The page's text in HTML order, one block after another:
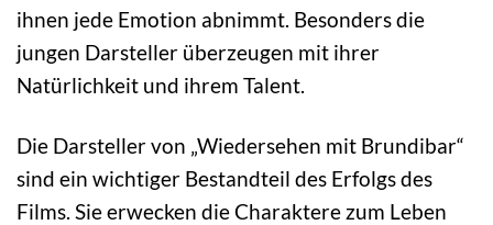
ihnen jede Emotion abnimmt. Besonders die
jungen Darsteller überzeugen mit ihrer
Natürlichkeit und ihrem Talent.
Die Darsteller von „Wiedersehen mit Brundibar“
sind ein wichtiger Bestandteil des Erfolgs des
Films. Sie erwecken die Charaktere zum Leben